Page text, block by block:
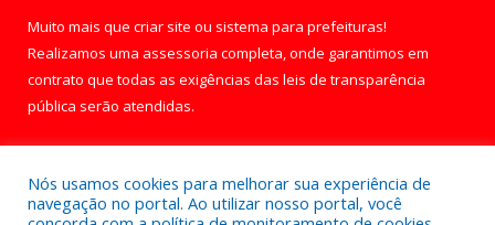
Muito mais que criar site ou sistema para prefeituras!
Realizamos uma assessoria completa, onde garantimos em
contrato que todas as exigências das leis de transparência
pública serão atendidas.
Nós usamos cookies para melhorar sua experiência de
navegação no portal. Ao utilizar nosso portal, você